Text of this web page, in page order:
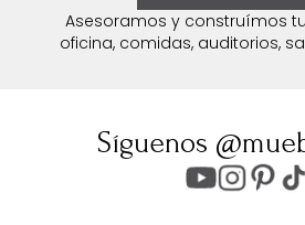
Asesoramos y construímos
oficina, comidas, auditorios,
Síguenos